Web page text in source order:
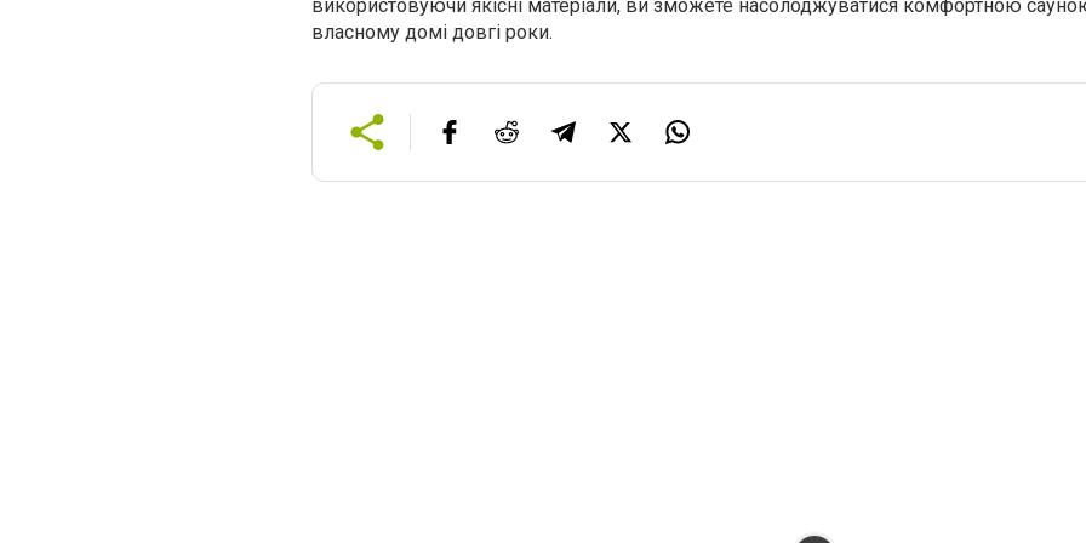
використовуючи якісні матеріали, ви зможете насолоджуватися комфортною
власному домі довгі роки.